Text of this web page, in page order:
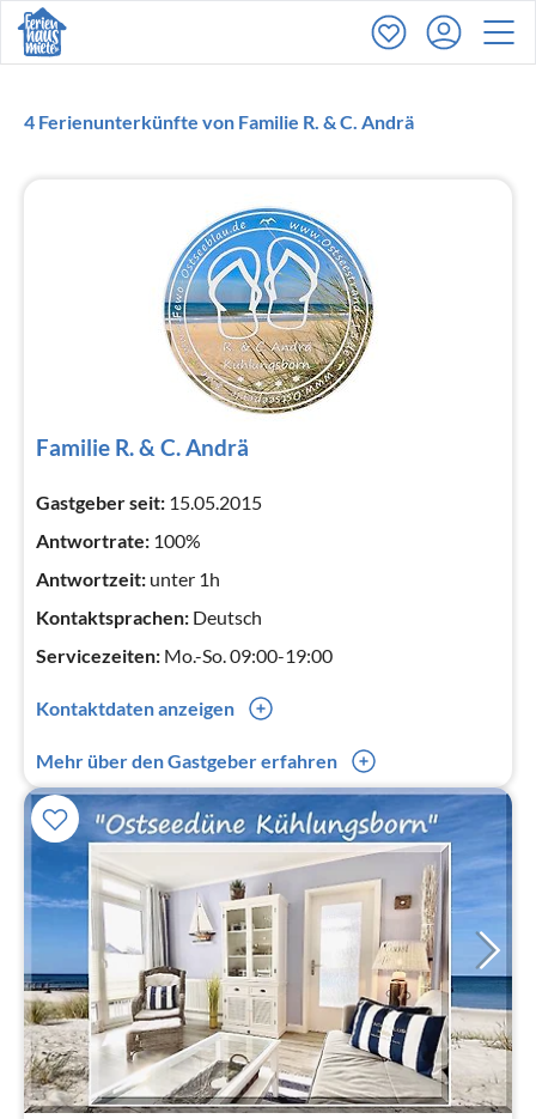
4 Ferienunterkünfte von Familie R. & C. Andrä
Familie R. & C. Andrä
Gastgeber seit: 15.05.2015
Antwortrate: 100%
Antwortzeit: unter 1h
Kontaktsprachen: Deutsch
Servicezeiten: Mo.-So. 09:00-19:00
Kontaktdaten anzeigen
Mehr über den Gastgeber erfahren
Wir sind für Sie persönlich vor Ort. Familie R. & C. Andrä ,
Ostseebad Kühlungsborn